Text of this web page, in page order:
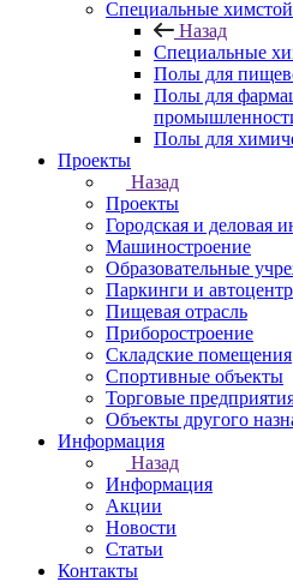
Специальные
Назад
Специальные
Полы для
Полы для
Полы для
Проекты
Назад
Проекты
Городская и деловая
Машиностроение
Образовательные
Паркинги и
Пищевая отрасль
Приборостроение
Складские помещения
Спортивные объекты
Торговые
Объекты другого
Информация
Назад
Информация
Акции
Новости
Статьи
Контакты